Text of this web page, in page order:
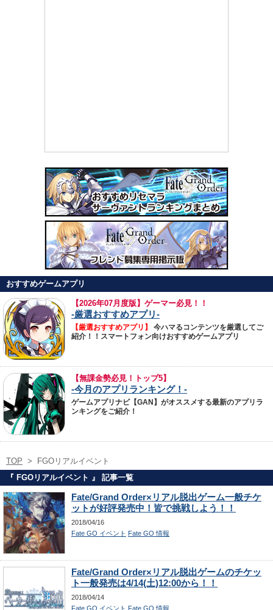
おすすめゲームアプリ
【2026年07月度版】ゲーマー必見！！
-厳選おすすめアプリ-
【厳選おすすめアプリ】
今ハマるコンテンツを厳選してご
紹介！！スマートフォン向けおすすめゲームアプリ
【無課金勢必見！トップ5】
-今月のアプリランキング！-
ゲームアプリナビ【GAN】がオススメする最新のアプリラ
ンキングをご紹介！
TOP >
FGOリアルイベント
『 FGOリアルイベント 』 記事一覧
Fate/Grand Order×リアル脱出ゲーム一般チケ
ットが好評発売中！皆で挑戦しよう！！
2018/04/16
Fate GO イベント Fate GO 情報
Fate/Grand Order×リアル脱出ゲームのチケッ
ト一般発売は4/14(土)12:00から！！
2018/04/14
Fate GO イベント Fate GO 情報